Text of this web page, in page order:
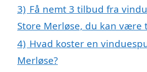
3) Få nemt 3 tilbud fra
Store Merløse, du kan være
4) Hvad koster en
Merløse?